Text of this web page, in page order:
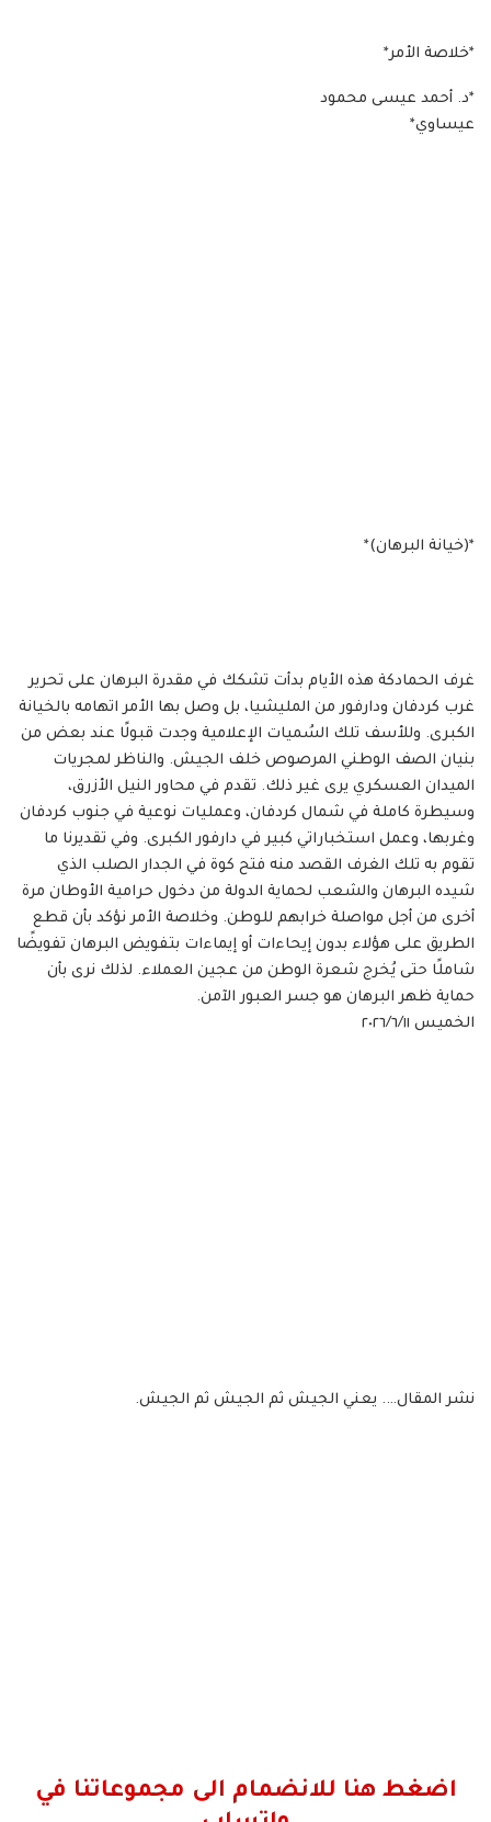
*خلاصة الأمر*
*د. أحمد عيسى محمود
عيساوي*
*(خيانة البرهان)*
غرف الحمادكة هذه الأيام بدأت تشكك في مقدرة البرهان على تحرير
غرب كردفان ودارفور من المليشيا، بل وصل بها الأمر اتهامه بالخيانة
الكبرى. وللأسف تلك السُميات الإعلامية وجدت قبولًا عند بعض من
بنيان الصف الوطني المرصوص خلف الجيش. والناظر لمجريات
الميدان العسكري يرى غير ذلك. تقدم في محاور النيل الأزرق،
وسيطرة كاملة في شمال كردفان، وعمليات نوعية في جنوب كردفان
وغربها، وعمل استخباراتي كبير في دارفور الكبرى. وفي تقديرنا ما
تقوم به تلك الغرف القصد منه فتح كوة في الجدار الصلب الذي
شيده البرهان والشعب لحماية الدولة من دخول حرامية الأوطان مرة
أخرى من أجل مواصلة خرابهم للوطن. وخلاصة الأمر نؤكد بأن قطع
الطريق على هؤلاء بدون إيحاءات أو إيماءات بتفويض البرهان تفويضًا
شاملًا حتى يُخرج شعرة الوطن من عجين العملاء. لذلك نرى بأن
حماية ظهر البرهان هو جسر العبور الآمن.
الخميس ٢٠٢٦/٦/١١
نشر المقال…. يعني الجيش ثم الجيش ثم الجيش.
اضغط هنا للانضمام الى مجموعاتنا في